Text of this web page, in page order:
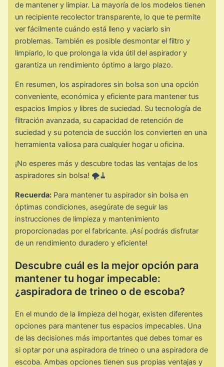
de mantener y limpiar. La mayoría de los modelos tienen
un recipiente recolector transparente, lo que te permite
ver fácilmente cuándo está lleno y vaciarlo sin
problemas. También es posible desmontar el filtro y
limpiarlo, lo que prolonga la vida útil del aspirador y
garantiza un rendimiento óptimo a largo plazo.
En resumen, los aspiradores sin bolsa son una opción
conveniente, económica y eficiente para mantener tus
espacios limpios y libres de suciedad. Su tecnología de
filtración avanzada, su capacidad de retención de
suciedad y su potencia de succión los convierten en una
herramienta valiosa para cualquier hogar u oficina.
¡No esperes más y descubre todas las ventajas de los
aspiradores sin bolsa! 🌪️🧹
Recuerda: Para mantener tu aspirador sin bolsa en
óptimas condiciones, asegúrate de seguir las
instrucciones de limpieza y mantenimiento
proporcionadas por el fabricante. ¡Así podrás disfrutar
de un rendimiento duradero y eficiente!
Descubre cuál es la mejor opción para
mantener tu hogar impecable:
¿aspiradora de trineo o de escoba?
En el mundo de la limpieza del hogar, existen diferentes
opciones para mantener tus espacios impecables. Una
de las decisiones más importantes que debes tomar es
si optar por una aspiradora de trineo o una aspiradora de
escoba. Ambas opciones tienen sus propias ventajas y